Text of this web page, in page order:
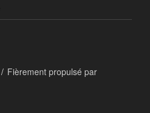
Fièrement propulsé par